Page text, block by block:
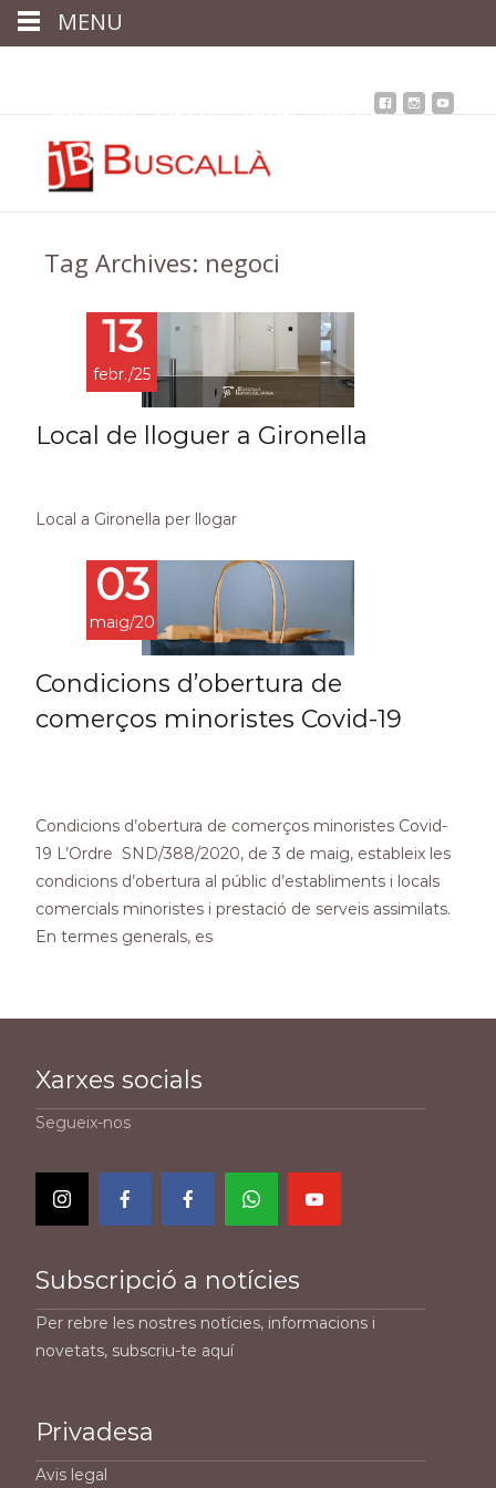
Immobiliària Notícies Contacta Àrea client
Tag Archives: negoci
13
febr./25
Local de lloguer a Gironella
Local a Gironella per llogar
03
maig/20
Condicions d’obertura de
comerços minoristes Covid-19
Condicions d’obertura de comerços minoristes Covid-
19 L’Ordre SND/388/2020, de 3 de maig, estableix les
condicions d’obertura al públic d’establiments i locals
comercials minoristes i prestació de serveis assimilats.
En termes generals, es
Xarxes socials
Segueix-nos
Subscripció a notícies
Per rebre les nostres notícies, informacions i
novetats, subscriu-te aquí
Privadesa
Avis legal
MENU